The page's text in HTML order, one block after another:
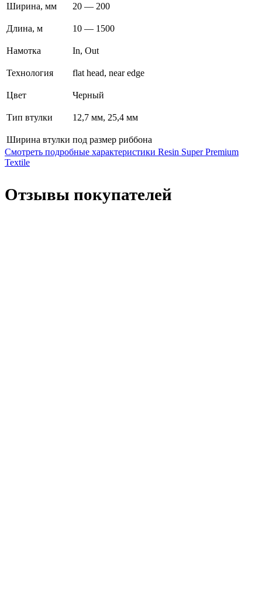
Ширина, мм 20 — 200
Длина, м 10 — 1500
Намотка In, Out
Технология flat head, near edge
Цвет Черный
Тип втулки 12,7 мм, 25,4 мм
Ширина втулки под размер риббона
Смотреть подробные характеристики Resin Super Premium
Textile
Отзывы покупателей